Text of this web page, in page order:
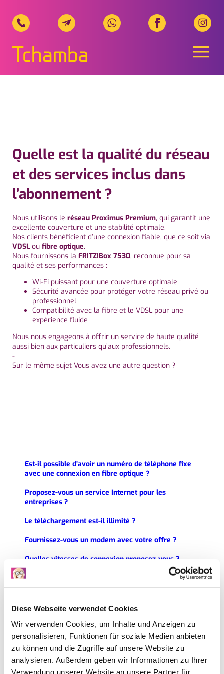
Diese Webseite verwendet Cookies
Wir verwenden Cookies, um Inhalte und Anzeigen zu
personalisieren, Funktionen für soziale Medien anbieten
zu können und die Zugriffe auf unsere Website zu
analysieren. Außerdem geben wir Informationen zu Ihrer
Verwendung unserer Website an unsere Partner für
Tchamba Telecom, Ihr
Quelle est la qualité du réseau
et des services inclus dans
l’abonnement ?
Nous utilisons le réseau Proximus Premium, qui garantit une
excellente couverture et une stabilité optimale.
Nos clients bénéficient d’une connexion fiable, que ce soit via
VDSLou fibre optique.
Nous fournissons la FRITZ!Box 7530, reconnue pour sa
qualité et ses performances :
Wi-Fi puissant pour une couverture optimale
Sécurité avancée pour protéger votre réseau privé ou
professionnel
Compatibilité avec la fibre et le VDSL pour une
expérience fluide
Nous nous engageons à offrir un service de haute qualité
aussi bien aux particuliers qu’aux professionnels.
-
Sur le même sujet Vous avez une autre question ?
Est-il possible d’avoir un numéro de téléphone fixe
avec une connexion en fibre optique ?
Proposez-vous un service Internet pour les
entreprises ?
Le téléchargement est-il illimité ?
Fournissez-vous un modem avec votre offre ?
Quelles vitesses de connexion proposez-vous ?
Comment puis-je vérifier la disponibilité à mon
adresse ?
Comment résilier mon abonnement Internet
Dois-je être présent(e) lors de l’installation ?
Combien de temps faut-il pour activer une
connexion Internet VDSL ?